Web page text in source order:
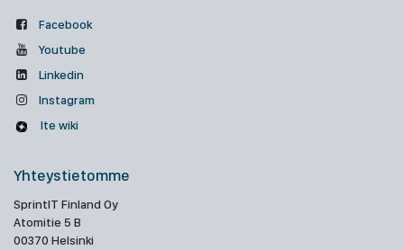
Facebook
Youtube
Linkedin
Instagram
Ite wiki
Yhteystietomme
SprintIT Finland Oy
Atomitie 5 B
00370 Helsinki